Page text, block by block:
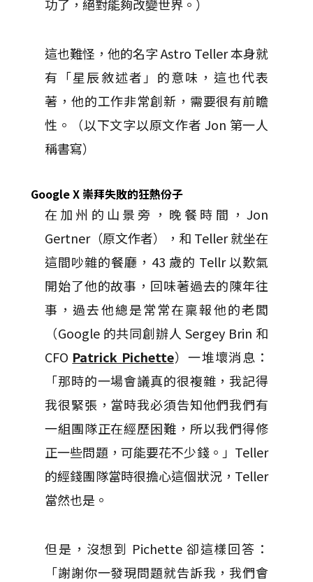
功了，絕對能夠改變世界。）
這也難怪，他的名字 Astro Teller 本身就
有「星辰敘述者」的意味，這也代表
著，他的工作非常創新，需要很有前瞻
性。（以下文字以原文作者 Jon 第一人
稱書寫）
Google X 崇拜失敗的狂熱份子
在加州的山景旁，晚餐時間，Jon
Gertner（原文作者），和 Teller 就坐在
這間吵雜的餐廳，43 歲的 Tellr 以歎氣
開始了他的故事，回味著過去的陳年往
事，過去他總是常常在稟報他的老闆
（Google 的共同創辦人 Sergey Brin 和
CFO Patrick Pichette）一堆壞消息：
「那時的一場會議真的很複雜，我記得
我很緊張，當時我必須告知他們我們有
一組團隊正在經歷困難，所以我們得修
正一些問題，可能要花不少錢。」Teller
的經錢團隊當時很擔心這個狀況，Teller
當然也是。
但是，沒想到 Pichette 卻這樣回答：
「謝謝你一發現問題就告訴我，我們會